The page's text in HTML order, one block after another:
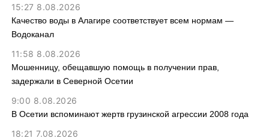
15:27 8.08.2026
Качество воды в Алагире соответствует всем нормам —
Водоканал
11:58 8.08.2026
Мошенницу, обещавшую помощь в получении прав,
задержали в Северной Осетии
9:00 8.08.2026
В Осетии вспоминают жертв грузинской агрессии 2008 года
18:21 7.08.2026